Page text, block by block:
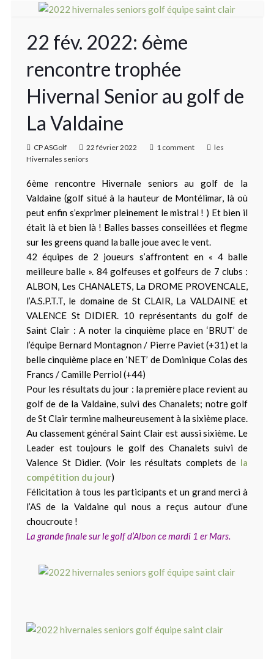
22 fév. 2022: 6ème
rencontre trophée
Hivernal Senior au golf de
La Valdaine
CP ASGolf 22 février 2022 1 comment
les
Hivernales seniors
6ème rencontre Hivernale seniors au golf de la
Valdaine (golf situé à la hauteur de Montélimar, là où
peut enfin s’exprimer pleinement le mistral ! ) Et bien il
était là et bien là ! Balles basses conseillées et flegme
sur les greens quand la balle joue avec le vent.
42 équipes de 2 joueurs s’affrontent en « 4 balle
meilleure balle ». 84 golfeuses et golfeurs de 7 clubs :
ALBON, Les CHANALETS, La DROME PROVENCALE,
l’A.S.P.T.T, le domaine de St CLAIR, La VALDAINE et
VALENCE St DIDIER. 10 représentants du golf de
Saint Clair : A noter la cinquième place en ‘BRUT’ de
l’équipe Bernard Montagnon / Pierre Paviet (+31) et la
belle cinquième place en ‘NET’ de Dominique Colas des
Francs / Camille Perriol (+44)
Pour les résultats du jour : la première place revient au
golf de de la Valdaine, suivi des Chanalets; notre golf
de St Clair termine malheureusement à la sixième place.
Au classement général Saint Clair est aussi sixième. Le
Leader est toujours le golf des Chanalets suivi de
Valence St Didier. (Voir les résultats complets de la
compétition du jour)
Félicitation à tous les participants et un grand merci à
l’AS de la Valdaine qui nous a reçus autour d’une
choucroute !
La grande finale sur le golf d’Albon ce mardi 1 er Mars.